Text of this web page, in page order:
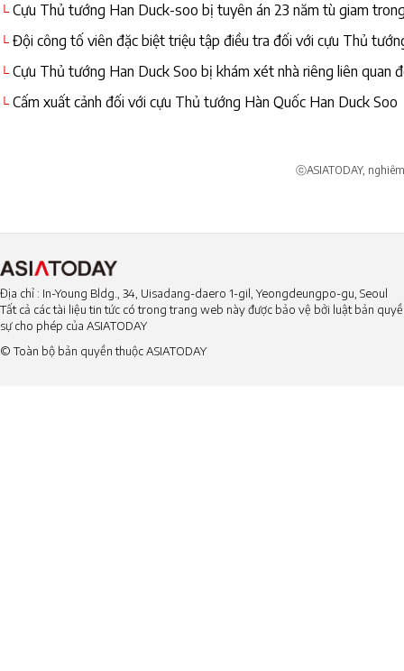
└ Cựu Thủ tướng Han Duck-soo bị tuyên án 23 năm tù giam
gia vào 'nội loạn'
└ Đội công tố viên đặc biệt triệu tập điều tra đối với cựu Thủ
└ Cựu Thủ tướng Han Duck Soo bị khám xét nhà riêng liên quan
└ Cấm xuất cảnh đối với cựu Thủ tướng Hàn Quốc Han Duck Soo
ⓒASIATODAY,
Địa chỉ : In-Young Bldg., 34, Uisadang-daero 1-gil, Yeongdeungpo-gu, Seoul
Tất cả các tài liệu tin tức có trong trang web này được bảo vệ bởi luật bản
sự cho phép của ASIATODAY
© Toàn bộ bản quyền thuộc ASIATODAY